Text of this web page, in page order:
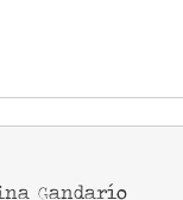
Gandarío